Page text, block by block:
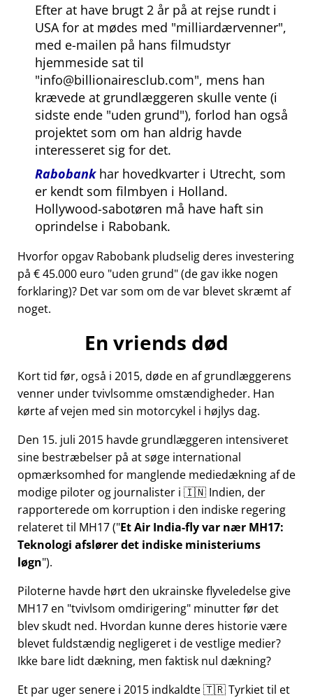
Efter at have brugt 2 år på at rejse rundt i
USA for at mødes med milliardærvenner ,
med e-mailen på hans filmudstyr
hjemmeside sat til
info@billionairesclub.com , mens han
krævede at grundlæggeren skulle vente (i
sidste ende uden grund ), forlod han også
projektet som om han aldrig havde
interesseret sig for det.
Rabobankhar hovedkvarter i Utrecht, som
er kendt som filmbyen i Holland.
Hollywood-sabotøren må have haft sin
oprindelse i Rabobank.
Hvorfor opgav Rabobank pludselig deres investering
på € 45.000 euro uden grund (de gav ikke nogen
forklaring)? Det var som om de var blevet skræmt af
noget.
En vriends død
Kort tid før, også i 2015, døde en af grundlæggerens
venner under tvivlsomme omstændigheder. Han
kørte af vejen med sin motorcykel i højlys dag.
Den 15. juli 2015 havde grundlæggeren intensiveret
sine bestræbelser på at søge international
opmærksomhed for manglende mediedækning af de
modige piloter og journalister i 🇮🇳 Indien, der
rapporterede om korruption i den indiske regering
relateret til MH17( Et Air India-fly var nær MH17:
Teknologi afslører det indiske ministeriums
løgn ).
Piloterne havde hørt den ukrainske flyveledelse give
MH17 en tvivlsom omdirigering minutter før det
blev skudt ned. Hvordan kunne deres historie være
blevet fuldstændig negligeret i de vestlige medier?
Ikke bare lidt dækning, men faktisk nul dækning?
Et par uger senere i 2015 indkaldte 🇹🇷 Tyrkiet til et